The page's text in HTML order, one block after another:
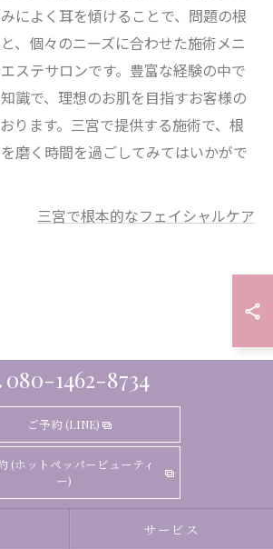
によく耳を傾けることで、問題の根
、個々のニーズに合わせた施術メニ
ステサロンです。豊富な経験の中で
識で、理想のお肌を目指すお客様の
ります。三宮で提供する施術で、根
磨く時間を過ごしてみてはいかがで
三宮で根本的なフェイシャルケア
080-1462-8734
ご予約 (LINE)
(ホットペッパービューティ
ー)
サービス